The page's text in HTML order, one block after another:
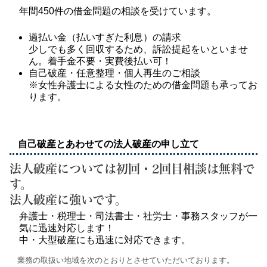
年間450件の借金問題の相談を受けています。
過払い金（払いすぎた利息）の請求
少しでも多く回収するため、訴訟提起をいといませ
ん。着手金不要・実費後払い可！
自己破産・任意整理・個人再生のご相談
※女性弁護士による女性のための借金問題も承ってお
ります。
自己破産とあわせての法人破産の申し立て
法人破産については初回・2回目相談は無料で
す。
法人破産に強いです。
弁護士・税理士・司法書士・社労士・事務スタッフが一
気に迅速対応します！
中・大型破産にも迅速に対応できます。
業務の取扱い地域を次のとおりとさせていただいております。